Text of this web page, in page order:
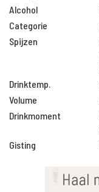
Alcohol
Categorie
Spijzen
Drinktemp.
Volume
Drinkmoment
Gisting